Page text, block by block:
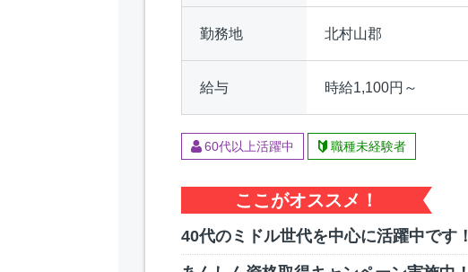
勤務地 北村山郡
給与 時給1,100円～
60代以上活躍中 職種未経験者
ここがオススメ！
40代のミドル世代を中心に活躍中です！